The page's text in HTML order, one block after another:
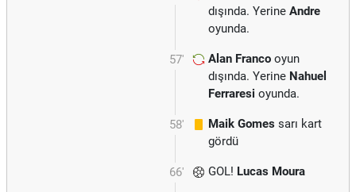
dışında. Yerine Andre
oyunda.
57' Alan Franco oyun
dışında. Yerine Nahuel
Ferraresi oyunda.
58' Maik Gomes sarı kart
gördü
66' GOL! Lucas Moura